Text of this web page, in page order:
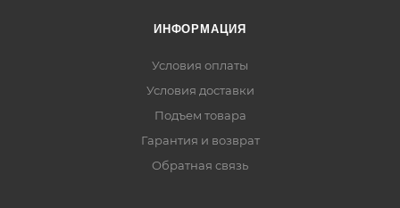
ИНФОРМАЦИЯ
Условия оплаты
Условия доставки
Подъем товара
Гарантия и возврат
Обратная связь